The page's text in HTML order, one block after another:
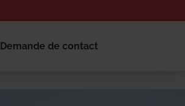
Demande de contact